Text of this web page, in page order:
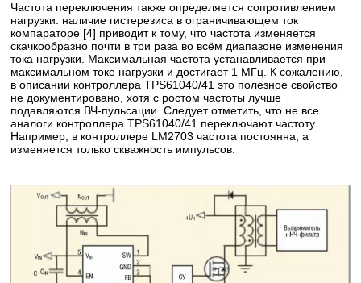
Частота переключения также определяется сопротивлением
нагрузки: наличие гистерезиса в ограничивающем ток
компараторе [4] приводит к тому, что частота изменяется
скачкообразно почти в три раза во всём диапазоне изменения
тока нагрузки. Максимальная частота устанавливается при
максимальном токе нагрузки и достигает 1 МГц. К сожалению,
в описании контроллера TPS61040/41 это полезное свойство
не документировано, хотя с ростом частоты лучше
подавляются ВЧ-пульсации. Следует отметить, что не все
аналоги контроллера TPS61040/41 переключают частоту.
Например, в контроллере LM2703 частота постоянна, а
изменяется только скважность импульсов.